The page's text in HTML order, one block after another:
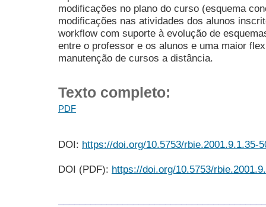
modificações no plano do curso (esquema
modificações nas atividades dos alunos
workflow com suporte à evolução de
entre o professor e os alunos e uma maior
manutenção de cursos a distância.
Texto completo:
PDF
DOI: https://doi.org/10.5753/rbie.2001.9.1.35-
DOI (PDF): https://doi.org/10.5753/